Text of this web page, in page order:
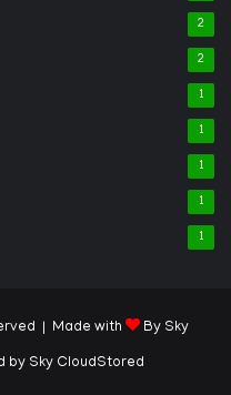
2
2
1
1
1
1
1
| Made with By Sky
by Sky CloudStored